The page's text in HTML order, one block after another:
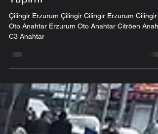
Sustalı Kumandalı Anahtar
Yapımı
Oto Anahtar Erzurum Oto Anahtar Citröen Anahtar